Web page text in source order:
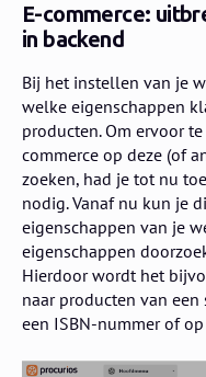
E-commerce:
in backend
Bij het instellen van je
welke eigenschappen
producten. Om ervoor
commerce op deze (of
zoeken, had je tot nu
nodig. Vanaf nu kun je
eigenschappen van je
eigenschappen
Hierdoor wordt het
naar producten van een
een ISBN-nummer of